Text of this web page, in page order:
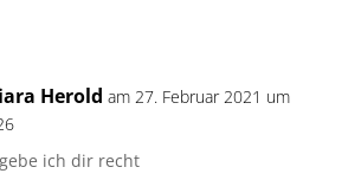
Herold am 27. Februar 2021 um
ich dir recht